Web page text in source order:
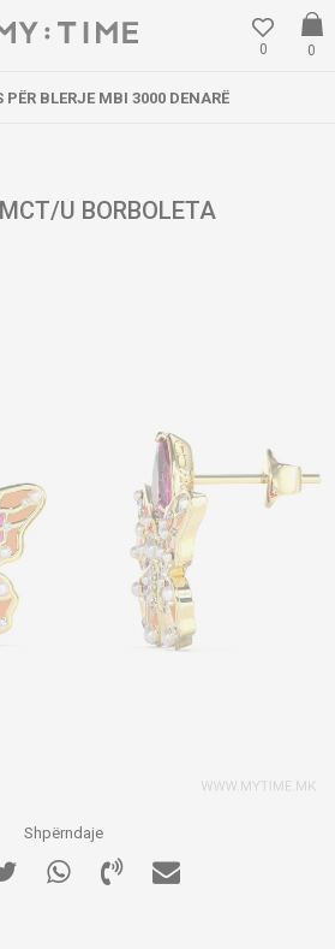
0
0
PËR BLERJE MBI 3000 DENARË
U BORBOLETA
Shpërndaje